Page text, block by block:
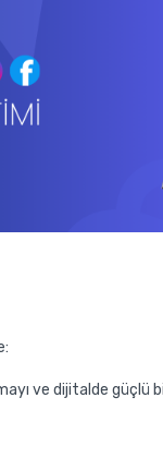
ve dijitalde güçlü